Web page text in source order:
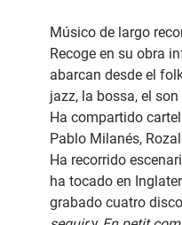
Músico de largo
Recoge en su obra
abarcan desde el
jazz, la bossa, el
Ha compartido
Pablo Milanés,
Ha recorrido
ha tocado en
grabado cuatro